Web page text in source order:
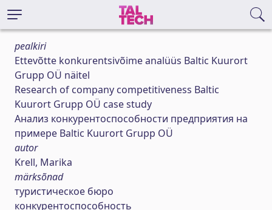
pealkiri
Ettevõtte konkurentsivõime analüüs Baltic Kuurort
Grupp OÜ näitel
Research of company competitiveness Baltic
Kuurort Grupp OÜ case study
Анализ конкурентоспособности предприятия на
примере Baltic Kuurort Grupp OÜ
autor
Krell, Marika
märksõnad
туристическоe бюро
конкурентоспособность